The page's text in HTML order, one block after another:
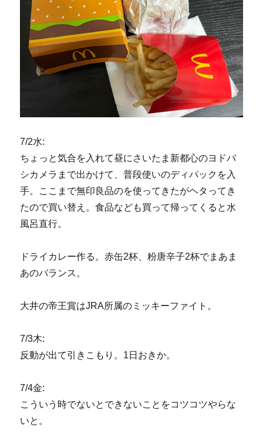
7/2水:
ちょっと気合を入れて昼にさいたま新都心のヨドバ
シカメラまで出かけて、普段使いのディパックを入
手。ここまで無印良品のを使ってきたがヘタってき
たので買い替え。食品なども買って帰ってくると水
風呂直行。
ドライカレー作る。赤缶2杯、粉唐辛子2杯でまあま
あのバランス。
大井の帝王賞はJRA所属のミッキーファイト。
7/3木:
反動が出て引きこもり。1日おきか。
7/4金:
こういう時でないとできないことをコツコツやらな
いと。